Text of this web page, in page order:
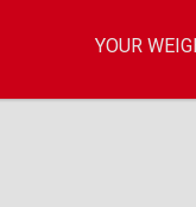
YOUR